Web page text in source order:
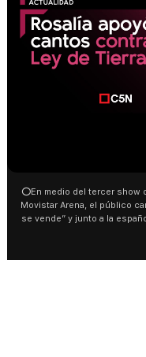
Con una proyección
distintas
manifestaron su rechazo
pudo ver cómo
este 6 de agosto con